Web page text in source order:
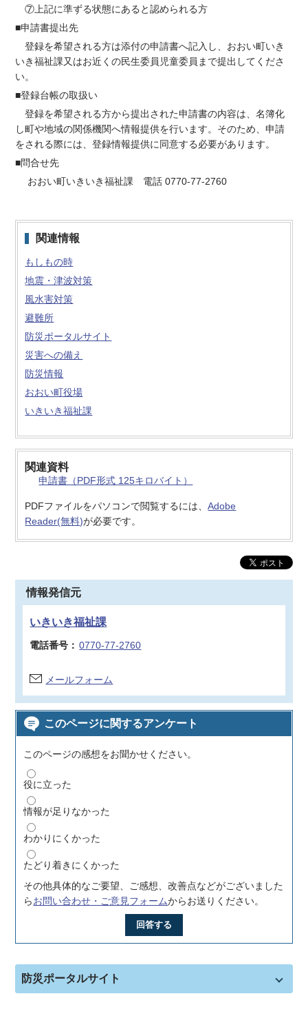
⑦上記に準ずる状態にあると認められる方
■申請書提出先
登録を希望される方は添付の申請書へ記入し、おおい町いき
いき福祉課又はお近くの民生委員児童委員まで提出してくださ
い。
■登録台帳の取扱い
登録を希望される方から提出された申請書の内容は、名簿化
し町や地域の関係機関へ情報提供を行います。そのため、申請
をされる際には、登録情報提供に同意する必要があります。
■問合せ先
おおい町いきいき福祉課 電話 0770-77-2760
関連情報
もしもの時
地震・津波対策
風水害対策
避難所
防災ポータルサイト
災害への備え
防災情報
おおい町役場
いきいき福祉課
関連資料
申請書（PDF形式 125キロバイト）
PDFファイルをパソコンで閲覧するには、Adobe
Reader(無料)が必要です。
情報発信元
いきいき福祉課
電話番号： 0770-77-2760
メールフォーム
このページに関するアンケート
このページの感想をお聞かせください。
役に立った
情報が足りなかった
わかりにくかった
たどり着きにくかった
その他具体的なご要望、ご感想、改善点などがございました
らお問い合わせ・ご意見フォームからお送りください。
回答する
防災ポータルサイト